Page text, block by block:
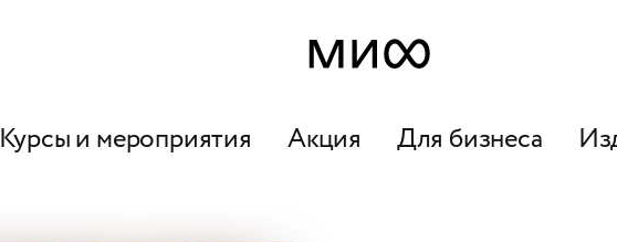
Курсы и мероприятия Акция Для бизнеса